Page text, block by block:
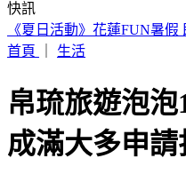
快訊
遠見天下創辦人高希均90
認同
帛琉旅遊泡
成滿大多申請